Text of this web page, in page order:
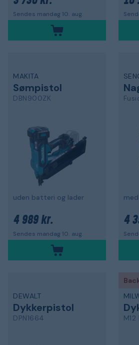
Sendes mandag 10. aug.
MAKITA
Sømpistol
DBN900ZK
uden batteri og lader
4 989 kr.
Sendes mandag 10. aug.
4
DEWALT
Dykkerpistol
DPN1664